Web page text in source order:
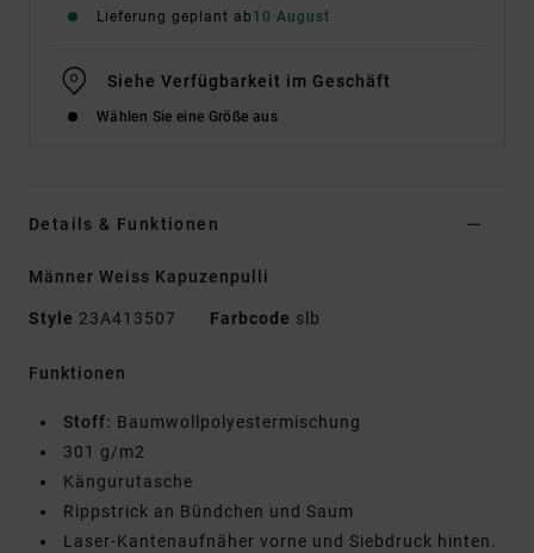
Lieferung geplant ab 10 August
Siehe Verfügbarkeit im Geschäft
Wählen Sie eine Größe aus
Details & Funktionen
Männer Weiss Kapuzenpulli
Style 23A413507 Farbcode slb
Funktionen
Stoff: Baumwollpolyestermischung
301 g/m2
Kängurutasche
Rippstrick an Bündchen und Saum
Laser-Kantenaufnäher vorne und Siebdruck hinten.